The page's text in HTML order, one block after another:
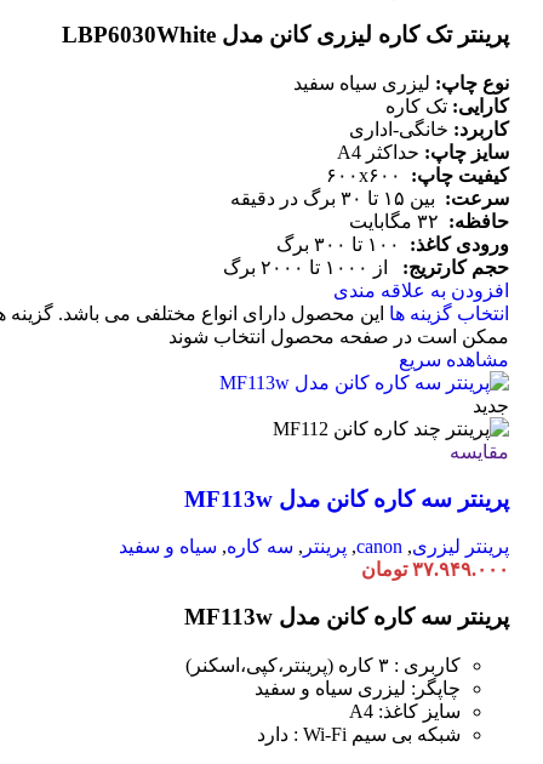
پرینتر تک کاره لیزری کانن مدل LBP6030White
نوع چاپ: لیزری سیاه سفید
کارایی: تک کاره
کاربرد: خانگی-اداری
سایز چاپ: حداکثر A4
کیفیت چاپ:
۶۰۰x۶۰۰
سرعت: بین ۱۵ تا ۳۰ برگ در دقیقه
حافظه: ۳۲ مگابایت
ورودی کاغذ:
۱۰۰ تا ۳۰۰ برگ
حجم کارتریج:
از ۱۰۰۰ تا ۲۰۰۰ برگ
افزودن به علاقه مندی
انتخاب گزینه ها این محصول دارای انواع مختلفی می باشد. گزینه
ممکن است در صفحه محصول انتخاب شوند
مشاهده سریع
جدید
مقایسه
پرینتر سه کاره کانن مدل MF113w
پرینتر لیزری,
canon
, پرینتر , سه کاره, سیاه و سفید
۳۷.۹۴۹.۰۰۰ تومان
پرینتر سه کاره کانن مدل MF113w
کاربری : ۳ کاره (پرینتر،کپی،اسکنر)
چاپگر: لیزری سیاه و سفید
سایز کاغذ: A4
شبکه بی سیم Wi-Fi : دارد